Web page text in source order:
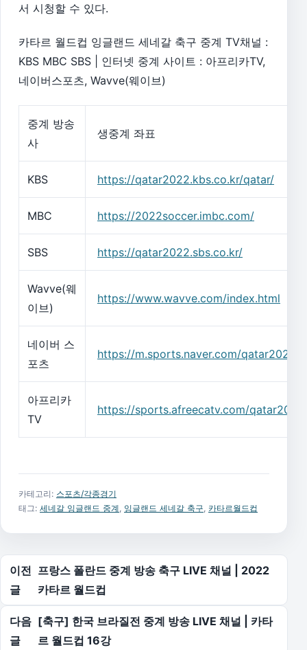
서 시청할 수 있다.
카타르 월드컵 잉글랜드 세네갈 축구 중계 TV채널 :
KBS MBC SBS | 인터넷 중계 사이트 : 아프리카TV,
네이버스포츠, Wavve(웨이브)
중계 방송
사
생중계 좌표
KBS https://qatar2022.kbs.co.kr/qatar/
MBC https://2022soccer.imbc.com/
SBS https://qatar2022.sbs.co.kr/
Wavve(웨
이브)
https://www.wavve.com/index.html
네이버 스
포츠
https://m.sports.naver.com/qatar2022/
아프리카
TV
https://sports.afreecatv.com/
카테고리: 스포츠/각종경기
태그: 세네갈 잉글랜드 중계 잉글랜드 세네갈 축구 카타르월드컵
글 탐색
이전
글
프랑스 폴란드 중계 방송 축구 LIVE 채널 | 2022
카타르 월드컵
다음
글
[축구] 한국 브라질전 중계 방송 LIVE 채널 | 카타
르 월드컵 16강